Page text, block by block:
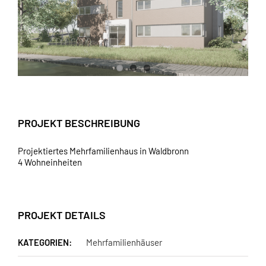
PROJEKT BESCHREIBUNG
Projektiertes Mehrfamilienhaus in Waldbronn
4 Wohneinheiten
PROJEKT DETAILS
KATEGORIEN: Mehrfamilienhäuser